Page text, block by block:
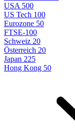
USA 500
US Tech 100
Eurozone 50
FTSE-100
Schweiz 20
Österreich 20
Japan 225
Hong Kong 50